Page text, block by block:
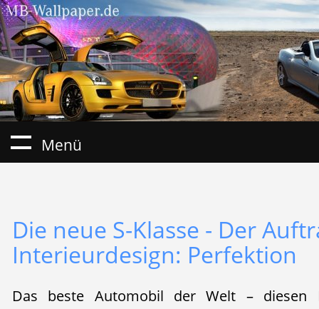
Menü
Die neue S-Klasse - Der
Interieurdesign: Perfektion
Das beste Automobil der Welt – diesen